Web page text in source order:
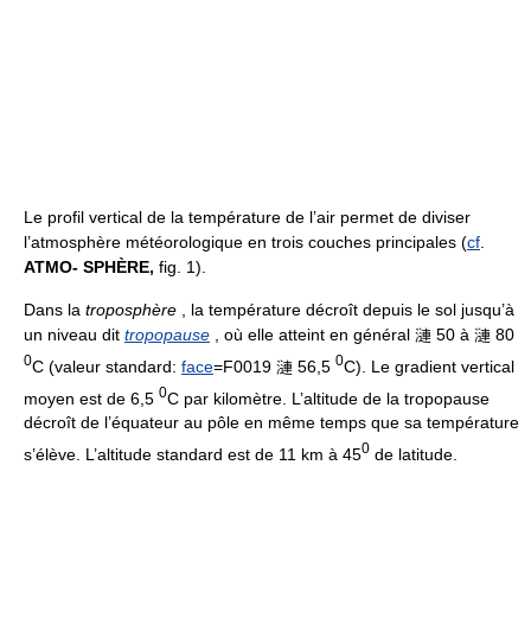
Le profil vertical de la température de l’air permet de diviser
l’atmosphère météorologique en trois couches principales (cf
ATMO- SPHÈRE, fig. 1).
Dans la troposphère , la température décroît depuis le sol jusqu’à
un niveau dit tropopause , où elle atteint en général 漣 50 à 漣 80
0C (valeur standard: face=F0019 漣 56,5 0C). Le gradient vertical
moyen est de 6,5 0C par kilomètre. L’altitude de la tropopause
décroît de l’équateur au pôle en même temps que sa température
s’élève. L’altitude standard est de 11 km à 450 de latitude.